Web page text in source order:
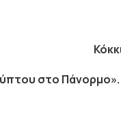
στο Πάνορμο».